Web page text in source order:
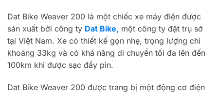
Dat Bike Weaver 200 là một chiếc xe máy điện được
sản xuất bởi công ty Dat Bike, một công ty đặt trụ sở
tại Việt Nam. Xe có thiết kế gọn nhẹ, trọng lượng chỉ
khoảng 33kg và có khả năng di chuyển tối đa lên đến
100km khi được sạc đầy pin.
Dat Bike Weaver 200 được trang bị một động cơ điện